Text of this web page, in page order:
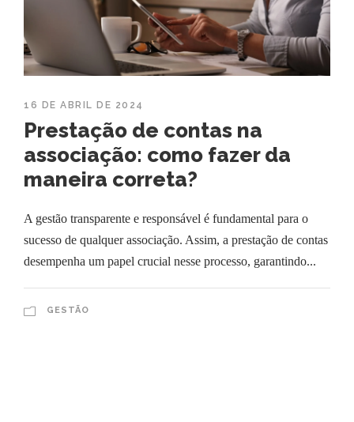
16 DE ABRIL DE 2024
Prestação de contas na
associação: como fazer da
maneira correta?
A gestão transparente e responsável é fundamental para o
sucesso de qualquer associação. Assim, a prestação de contas
desempenha um papel crucial nesse processo, garantindo...
GESTÃO